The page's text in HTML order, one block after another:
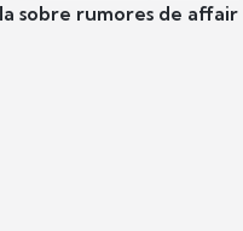
sobre rumores de affair